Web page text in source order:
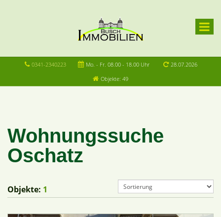
0341-2340223 Mo. - Fr. 08.00 - 18.00 Uhr
28.07.2026
Objekte: 49
Wohnungssuche
Oschatz
Objekte: 1